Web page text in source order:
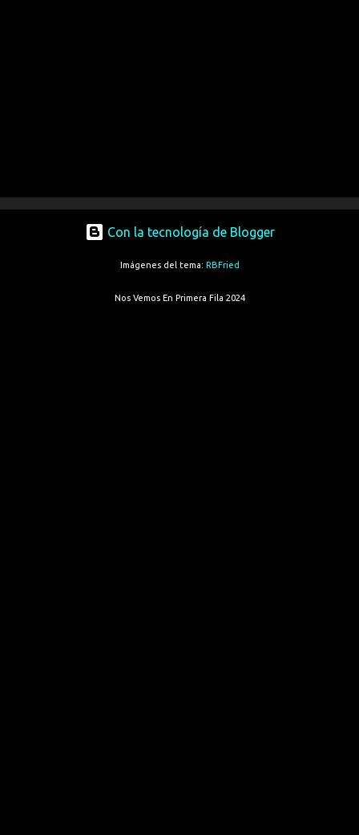
Con la tecnología de Blogger
Imágenes del tema: RBFried
Nos Vemos En Primera Fila 2024